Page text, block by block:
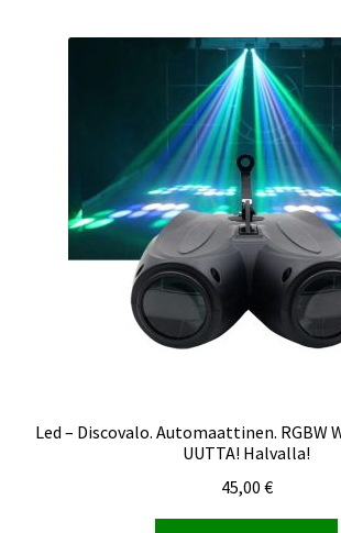
Led – Discovalo. Automaattinen. RGBW
UUTTA! Halvalla!
45,00 €